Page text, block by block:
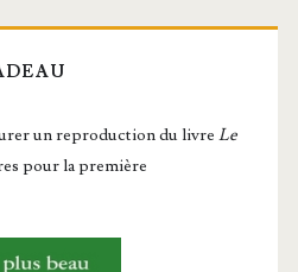
un repro­duc­tion du livre Le
pour la première